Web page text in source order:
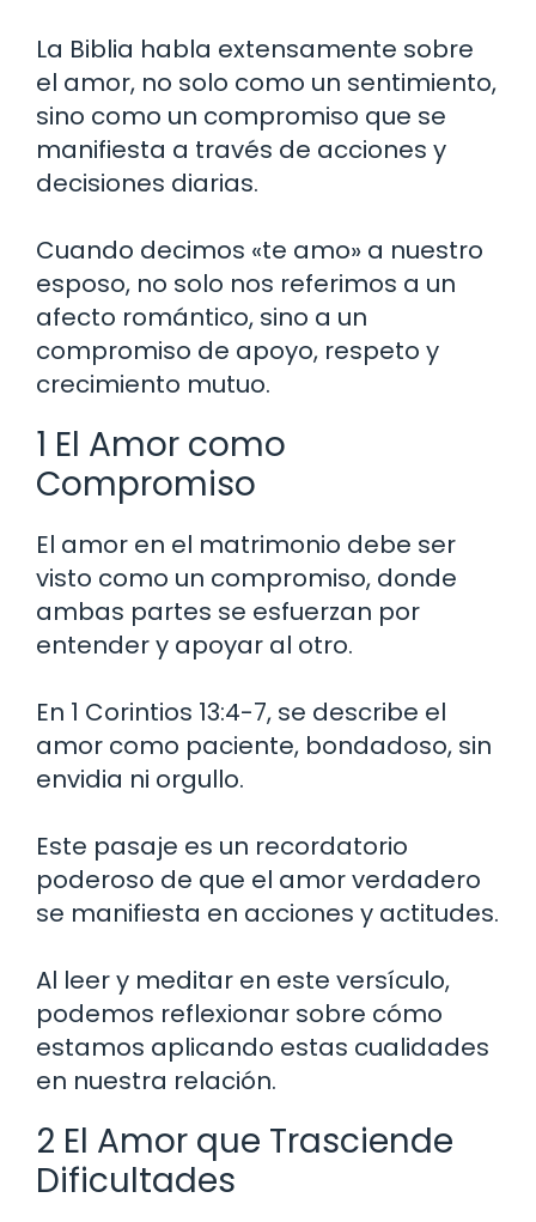
La Biblia habla extensamente sobre
el amor, no solo como un sentimiento,
sino como un compromiso que se
manifiesta a través de acciones y
decisiones diarias.
Cuando decimos «te amo» a nuestro
esposo, no solo nos referimos a un
afecto romántico, sino a un
compromiso de apoyo, respeto y
crecimiento mutuo.
1 El Amor como
Compromiso
El amor en el matrimonio debe ser
visto como un compromiso, donde
ambas partes se esfuerzan por
entender y apoyar al otro.
En 1 Corintios 13:4-7, se describe el
amor como paciente, bondadoso, sin
envidia ni orgullo.
Este pasaje es un recordatorio
poderoso de que el amor verdadero
se manifiesta en acciones y actitudes.
Al leer y meditar en este versículo,
podemos reflexionar sobre cómo
estamos aplicando estas cualidades
en nuestra relación.
2 El Amor que Trasciende
Dificultades